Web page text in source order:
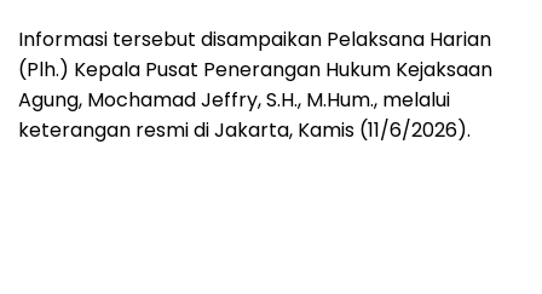
Informasi tersebut disampaikan Pelaksana Harian
(Plh.) Kepala Pusat Penerangan Hukum Kejaksaan
Agung, Mochamad Jeffry, S.H., M.Hum., melalui
keterangan resmi di Jakarta, Kamis (11/6/2026).